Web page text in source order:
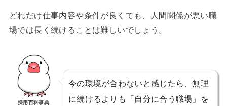
どれだけ仕事内容や条件が良くても、人間関係が悪い職
場では長く続けることは難しいでしょう。
採用百科事典
今の環境が合わないと感じたら、無理
に続けるよりも「自分に合う職場」を